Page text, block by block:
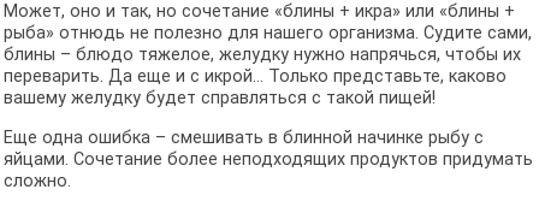
Может, оно и так, но сочетание «блины + икра» или «блины +
рыба» отнюдь не полезно для нашего организма. Судите сами,
блины – блюдо тяжелое, желудку нужно напрячься, чтобы их
переварить. Да еще и с икрой... Только представьте, каково
вашему желудку будет справляться с такой пищей!
Еще одна ошибка – смешивать в блинной начинке рыбу с
яйцами. Сочетание более неподходящих продуктов придумать
сложно.